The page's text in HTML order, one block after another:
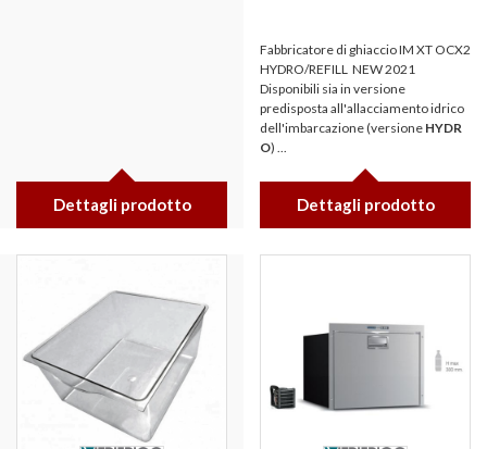
Dettagli prodotto
Fabbricatore di ghiaccio IM XT OCX2
HYDRO/REFILL NEW 2021
Disponibili sia in versione
predisposta all'allacciamento idrico
dell'imbarcazione (versione HYDR
O) ...
Dettagli prodotto